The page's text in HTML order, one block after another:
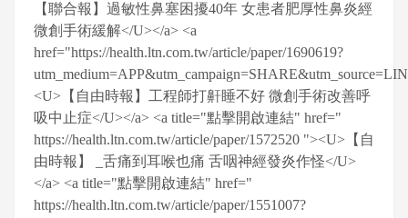
【聯合報】過敏性鼻塞困擾40年 女患者肥厚性鼻炎經
微創手術緩解</U></a> <a
href="https://health.ltn.com.tw/article/paper/1690619?
<U>【自由時報】工程師打鼾睡不好 微創手術改善呼
吸中止症</U></a> <a title="點擊開啟連結" href="
https://health.ltn.com.tw/article/paper/1572520 "><U>【自
由時報】 _舌痛到耳喉也痛 舌咽神經發炎作怪</U>
</a> <a title="點擊開啟連結" href="
https://health.ltn.com.tw/article/paper/1551007?